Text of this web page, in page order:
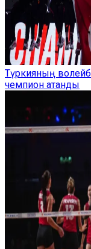
Түркияның
чемпион атанды